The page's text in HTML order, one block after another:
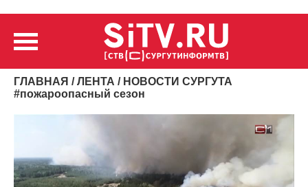
ГЛАВНАЯ /ЛЕНТА / НОВОСТИ СУРГУТА
#пожароопасный сезон